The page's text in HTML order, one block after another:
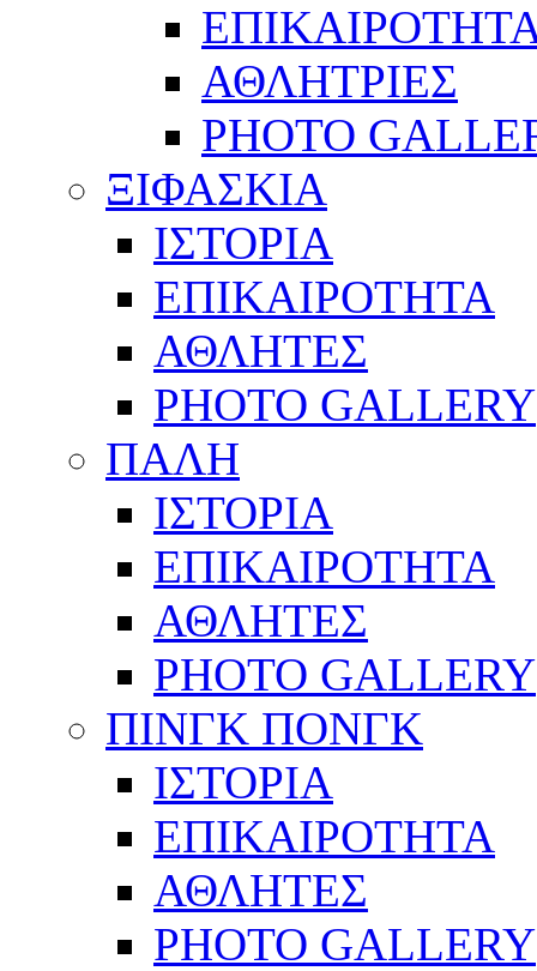
ΑΘΛΗΤΡΙΕΣ
PHOTO
ΞΙΦΑΣΚΙΑ
ΙΣΤΟΡΙΑ
ΕΠΙΚΑΙΡΟΤΗΤΑ
ΑΘΛΗΤΕΣ
PHOTO GALLERY
ΠΑΛΗ
ΙΣΤΟΡΙΑ
ΕΠΙΚΑΙΡΟΤΗΤΑ
ΑΘΛΗΤΕΣ
PHOTO GALLERY
ΠΙΝΓΚ ΠΟΝΓΚ
ΙΣΤΟΡΙΑ
ΕΠΙΚΑΙΡΟΤΗΤΑ
ΑΘΛΗΤΕΣ
PHOTO GALLERY